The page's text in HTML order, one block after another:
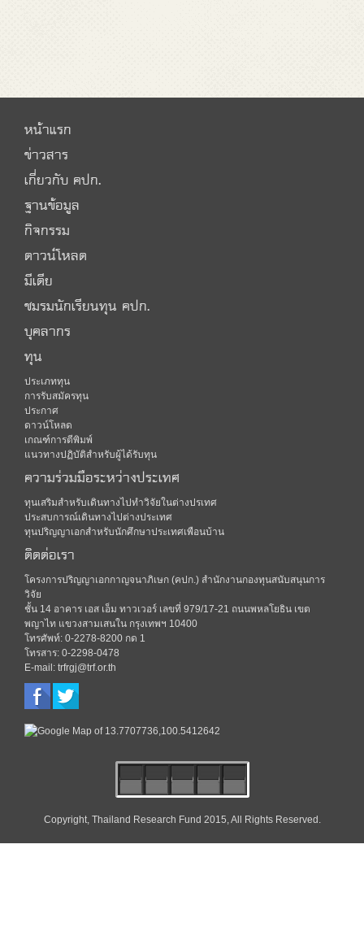
หน้าแรก
ข่าวสาร
เกี่ยวกับ คปก.
ฐานข้อมูล
กิจกรรม
ดาวน์โหลด
มีเดีย
ชมรมนักเรียนทุน คปก.
บุคลากร
ทุน
ประเภททุน
การรับสมัครทุน
ประกาศ
ดาวน์โหลด
เกณฑ์การตีพิมพ์
แนวทางปฏิบัติสำหรับผู้ได้รับทุน
ความร่วมมือระหว่างประเทศ
ทุนเสริมสำหรับเดินทางไปทำวิจัยในต่างปรเทศ
ประสบการณ์เดินทางไปต่างประเทศ
ทุนปริญญาเอกสำหรับนักศึกษาประเทศเพือนบ้าน
ติดต่อเรา
โครงการปริญญาเอกกาญจนาภิเษก (คปก.) สำนักงานกองทุนสนับสนุนการ
วิจัย
ชั้น 14 อาคาร เอส เอ็ม ทาวเวอร์ เลขที่ 979/17-21 ถนนพหลโยธิน เขต
พญาไท แขวงสามเสนใน กรุงเทพฯ 10400
โทรศัพท์: 0-2278-8200 กด 1
โทรสาร: 0-2298-0478
E-mail: trfrgj@trf.or.th
Copyright, Thailand Research Fund 2015, All Rights Reserved.